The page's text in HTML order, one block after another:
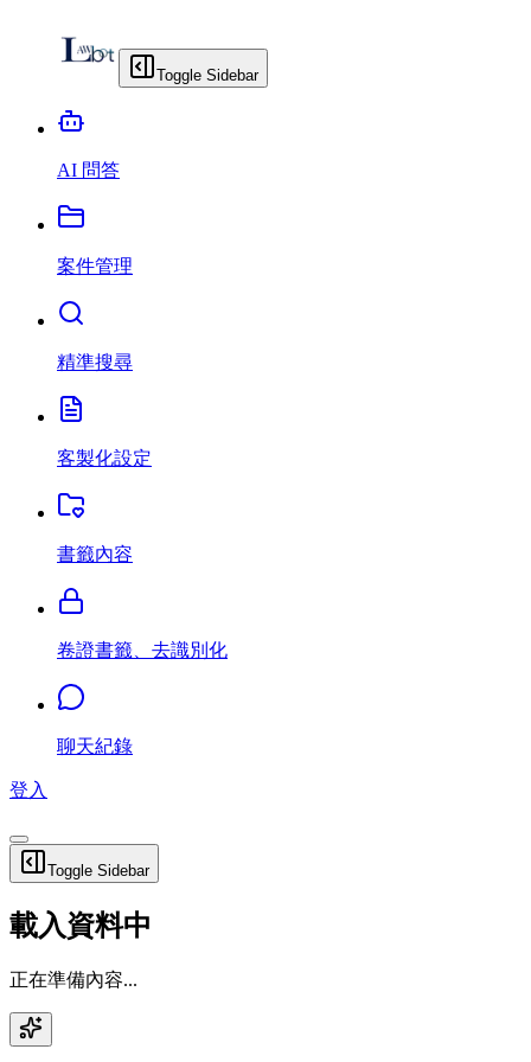
Toggle Sidebar
AI 問答
案件管理
精準搜尋
客製化設定
書籤內容
卷證書籤、去識別化
聊天紀錄
登入
Toggle Sidebar
載入資料中
正在準備內容...